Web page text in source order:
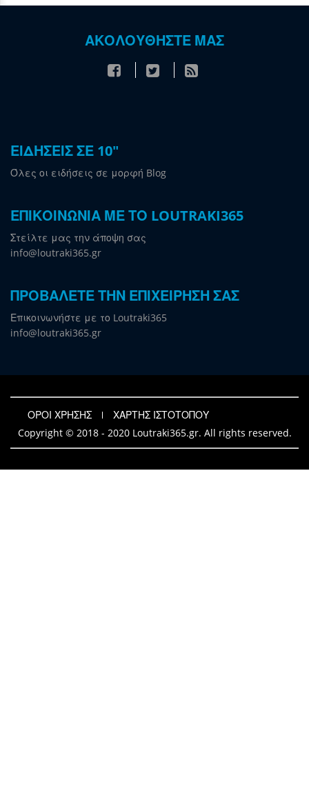
ΑΚΟΛΟΥΘΗΣΤΕ ΜΑΣ
ΕΙΔΗΣΕΙΣ ΣΕ 10"
Όλες οι ειδήσεις σε μορφή Blog
ΕΠΙΚΟΙΝΩΝΙΑ ΜΕ ΤΟ LOUTRAKI365
Στείλτε μας την άποψη σας
info@loutraki365.gr
ΠΡΟΒΑΛΕΤΕ ΤΗΝ ΕΠΙΧΕΙΡΗΣΗ ΣΑΣ
Επικοινωνήστε με το Loutraki365
info@loutraki365.gr
ΟΡΟΙ ΧΡΗΣΗΣ
ΧΑΡΤΗΣ ΙΣΤΟΤΟΠΟΥ
Copyright © 2018 - 2020 Loutraki365.gr. All rights reserved.